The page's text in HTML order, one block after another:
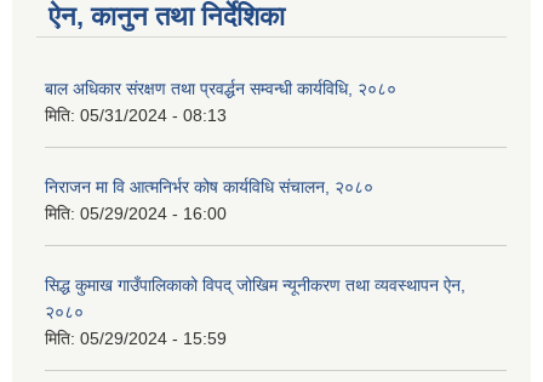
ऐन, कानुन तथा निर्देशिका
बाल अधिकार संरक्षण तथा प्रवर्द्धन सम्वन्धी कार्यविधि, २०८०
मिति: 05/31/2024 - 08:13
निराजन मा वि आत्मनिर्भर कोष कार्यविधि संचालन, २०८०
मिति: 05/29/2024 - 16:00
सिद्ध कुमाख गाउँपालिकाको विपद् जोखिम न्यूनीकरण तथा व्यवस्थापन ऐन,
२०८०
मिति: 05/29/2024 - 15:59